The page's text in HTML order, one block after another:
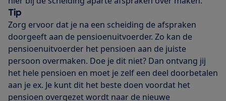
Tip
Zorg ervoor dat je na een scheiding de afspraken
doorgeeft aan de pensioenuitvoerder. Zo kan de
pensioenuitvoerder het pensioen aan de juiste
persoon overmaken. Doe je dit niet? Dan ontvang jij
het hele pensioen en moet je zelf een deel doorbetalen
aan je ex. Je kunt dit het beste doen voordat het
pensioen overgezet wordt naar de nieuwe